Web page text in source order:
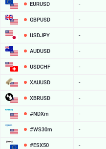
EURUSD -
GBPUSD -
USDJPY -
AUDUSD -
USDCHF -
XAUUSD -
XBRUSD -
#NDXm -
#WS30m -
#ESX50 -